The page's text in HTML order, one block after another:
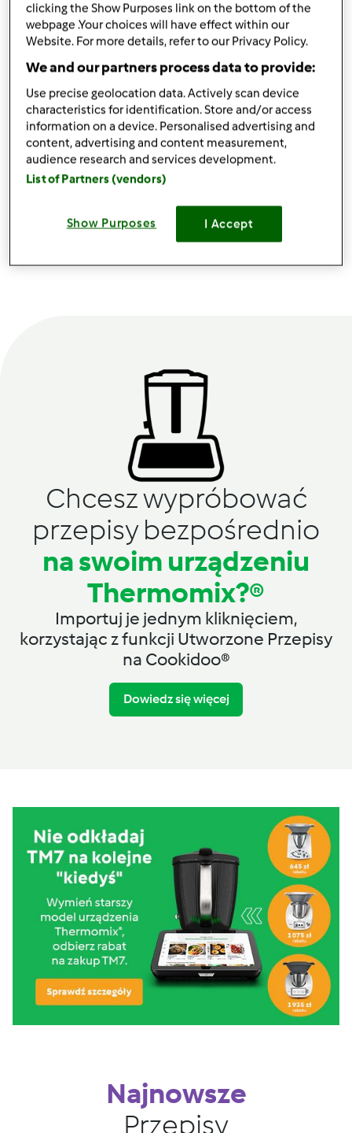
Przeglądaj teraz przepis
Najnowsze przepisy
Apple
Bułeczki
rodzynkami
18/10/25
kawową
15/09/25
Pokaż wszystko
Chcesz wypróbować
przepisy bezpośrednio
na swoim urządzeniu
Thermomix?®
Importuj je jednym kliknięciem,
korzystając z funkcji Utworzone Przepisy
na Cookidoo®
Dowiedz się więcej
Najnowsze
Przepisy
clicking the Show Purposes link on the bottom of the
webpage .Your choices will have effect within our
Website. For more details, refer to our Privacy Policy.
We and our partners process data to provide:
Use precise geolocation data. Actively scan device
characteristics for identification. Store and/or access
information on a device. Personalised advertising and
content, advertising and content measurement,
audience research and services development.
List of Partners (vendors)
Show Purposes I Accept